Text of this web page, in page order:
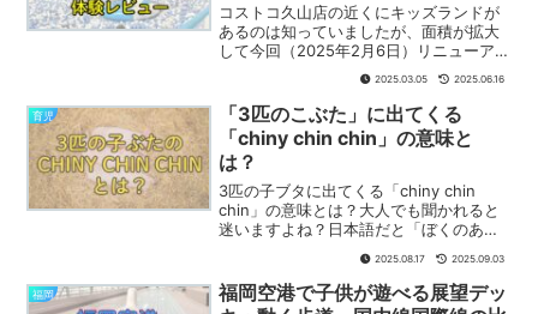
コストコ久山店の近くにキッズランドが
あるのは知っていましたが、面積が拡大
して今回（2025年2月6日）リニューアル
して好評の噂を聞いたので行ってきまし
た。最高の施設に生まれ変わっていたの
で、写真付きで説明します。
2025.03.05 2025.06.16
育児
「3匹のこぶた」に出てくる
「chiny chin chin」の意味と
は？
3匹の子ブタに出てくる「chiny chin
chin」の意味とは？大人でも聞かれると
迷いますよね？日本語だと「ぼくのあご
ヒゲにかけて！」みたいに訳されます。
実際に使用されている流れと一緒に解説
してみました。
2025.08.17 2025.09.03
福岡
福岡空港で子供が遊べる展望デッ